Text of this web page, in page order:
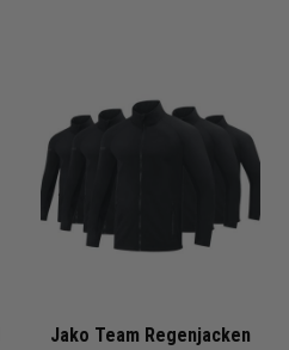
Jako Team Regenjacken